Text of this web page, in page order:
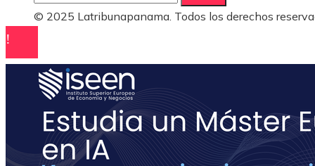
© 2025 Latribunapanama. Todos los derechos